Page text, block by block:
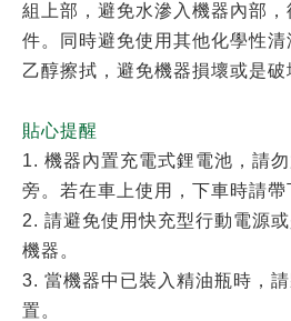
組上部，避免水滲入機器內部
件。同時避免使用其他化學性
乙醇擦拭，避免機器損壞或是破
貼心提醒
1. 機器內置充電式鋰電池，請
旁。若在車上使用，下車時請帶
2. 請避免使用快充型行動電源
機器。
3. 當機器中已裝入精油瓶時，
置。